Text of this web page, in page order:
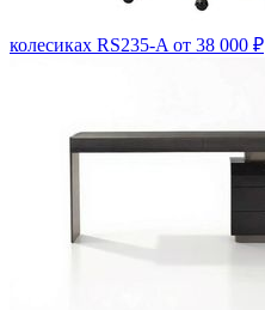
колесиках RS235-A от 38 000 ₽